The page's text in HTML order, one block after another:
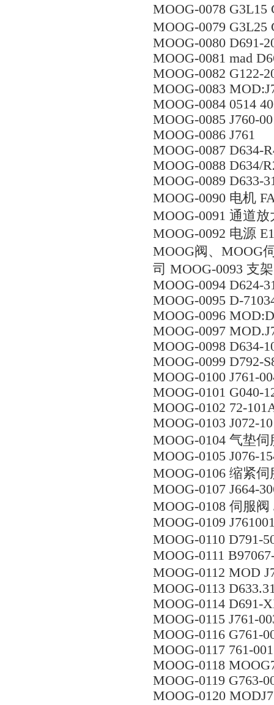
MOOG-0078 G3L15
MOOG-0079 G3L25
MOOG-0080 D691-
MOOG-0081 mad
MOOG-0082 G122-
MOOG-0083
MOOG-0084 0514
MOOG-0085 J760-
MOOG-0086 J761
MOOG-0087 D634-
MOOG-0088 D634/
MOOG-0089 D633-
MOOG-0090 电机
MOOG-0091 通道放
MOOG-0092 电源
MOOG阀、MOOG
司 MOOG-0093 支
MOOG-0094 D624-
MOOG-0095 D-
MOOG-0096
MOOG-0097
MOOG-0098 D634-
MOOG-0099 D792-
MOOG-0100 J761-
MOOG-0101 G040-
MOOG-0102 72-
MOOG-0103 J072-
MOOG-0104 气垫伺
MOOG-0105 J076-
MOOG-0106 缩紧伺
MOOG-0107 J664-
MOOG-0108 伺服阀
MOOG-0109
MOOG-0110 D791-
MOOG-0111
MOOG-0112 MOD
MOOG-0113
MOOG-0114 D691-
MOOG-0115 J761-
MOOG-0116 G761-
MOOG-0117 761-001
MOOG-0118
MOOG-0119 G763-
MOOG-0120